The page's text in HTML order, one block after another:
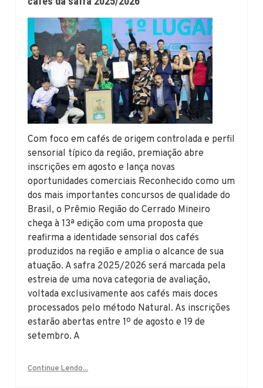
Com foco em cafés de origem controlada e perfil
sensorial típico da região, premiação abre
inscrições em agosto e lança novas
oportunidades comerciais Reconhecido como um
dos mais importantes concursos de qualidade do
Brasil, o Prêmio Região do Cerrado Mineiro
chega à 13ª edição com uma proposta que
reafirma a identidade sensorial dos cafés
produzidos na região e amplia o alcance de sua
atuação. A safra 2025/2026 será marcada pela
estreia de uma nova categoria de avaliação,
voltada exclusivamente aos cafés mais doces
processados pelo método Natural. As inscrições
estarão abertas entre 1º de agosto e 19 de
setembro. A
Continue Lendo...